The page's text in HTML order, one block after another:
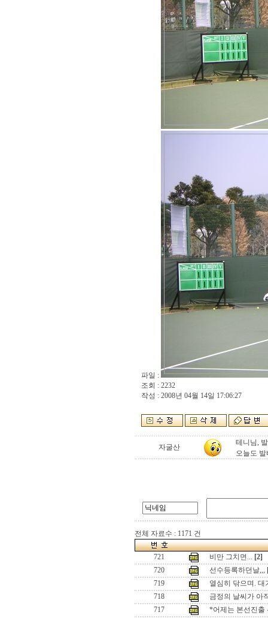
파일 :
조회 : 2232
작성 : 2008년 04월 14일 17:06:27
자굴산
테니님,
오늘도
전체 자료수 : 1171 건
721 비만 그치면... [2]
720
선수등록하던날,,,
719
열심히 닦으며. 대
718
금정의 날씨가 아
717
*어제는 본선진출